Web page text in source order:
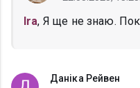
Ira, Я ще не знаю.
Даніка Рейвен